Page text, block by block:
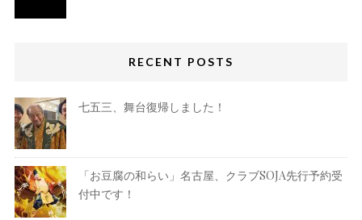
RECENT POSTS
七五三、舞台復帰しました！
「お豆腐の和らい」名古屋、クラブSOJA先行予約受
付中です！